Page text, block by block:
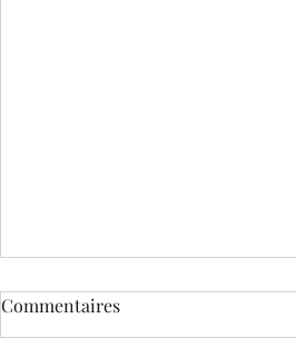
Commentaires